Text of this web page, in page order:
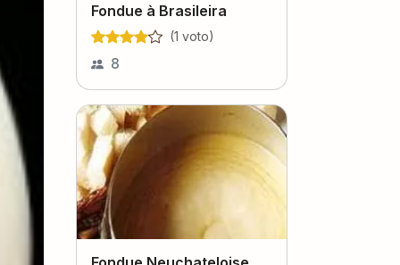
Fondue à Brasileira
(1 voto)
8